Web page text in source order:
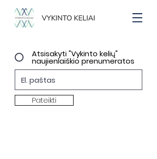
Atsisakyti "Vykinto kelių"
naujienlaiškio prenumeratos
Pateikti